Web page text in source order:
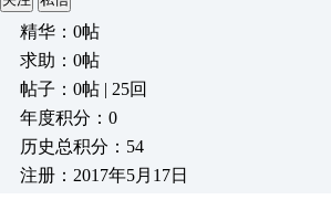
精华：0帖
求助：0帖
帖子：0帖 | 25回
年度积分：0
历史总积分：54
注册：2017年5月17日